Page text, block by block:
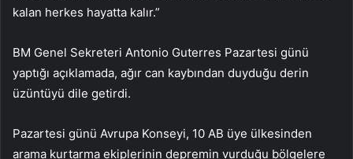
kalan herkes hayatta kalır.”
BM Genel Sekreteri Antonio Guterres Pazartesi günü
yaptığı açıklamada, ağır can kaybından duyduğu derin
üzüntüyü dile getirdi.
Pazartesi günü Avrupa Konseyi, 10 AB üye ülkesinden
arama kurtarma ekiplerinin depremin vurduğu bölgelere